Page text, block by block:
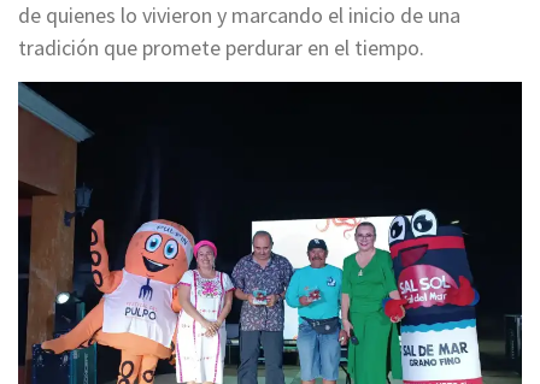
de quienes lo vivieron y marcando el inicio de una
tradición que promete perdurar en el tiempo.